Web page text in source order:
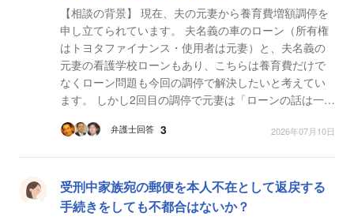
【相談の背景】 現在、夫の元妻から養育費増額調停を
申し立てられています。 夫名義の車のローン（所有権
はトヨタファイナンス・使用者は元妻）と、夫名義の
元妻の看護学校ローンもあり、こちらは養育費だけで
なくローン問題も今回の調停で解決したいと考えてい
ます。 しかし2回目の調停で元妻は「ローンの話は一切
い。」...
弁護士回答 3 2026年07月10日
受刑中家族宛の郵便を本人不在として返戻する
手続きをしても不都合はないか？